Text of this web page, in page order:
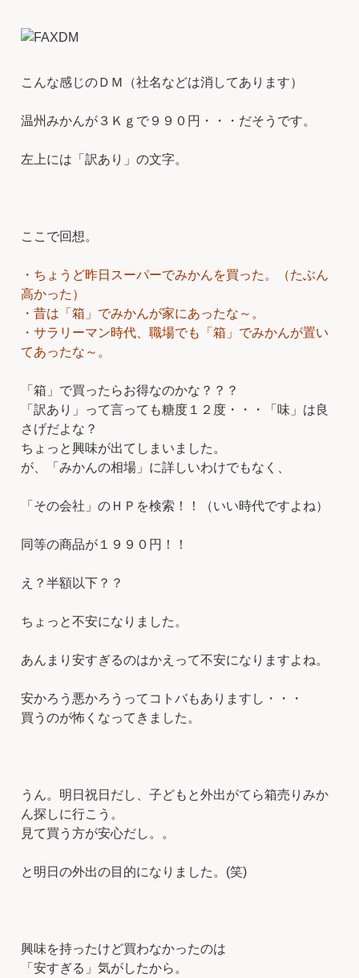
こんな感じのＤＭ（社名などは消してあります）
温州みかんが３Ｋｇで９９０円・・・だそうです。
左上には「訳あり」の文字。
ここで回想。
・ちょうど昨日スーパーでみかんを買った。（たぶん
高かった）
・昔は「箱」でみかんが家にあったな～。
・サラリーマン時代、職場でも「箱」でみかんが置い
てあったな～。
「箱」で買ったらお得なのかな？？？
「訳あり」って言っても糖度１２度・・・「味」は良
さげだよな？
ちょっと興味が出てしまいました。
が、「みかんの相場」に詳しいわけでもなく、
「その会社」のＨＰを検索！！（いい時代ですよね）
同等の商品が１９９０円！！
え？半額以下？？
ちょっと不安になりました。
あんまり安すぎるのはかえって不安になりますよね。
安かろう悪かろうってコトバもありますし・・・
買うのが怖くなってきました。
うん。明日祝日だし、子どもと外出がてら箱売りみか
ん探しに行こう。
見て買う方が安心だし。。
と明日の外出の目的になりました。(笑)
興味を持ったけど買わなかったのは
「安すぎる」気がしたから。